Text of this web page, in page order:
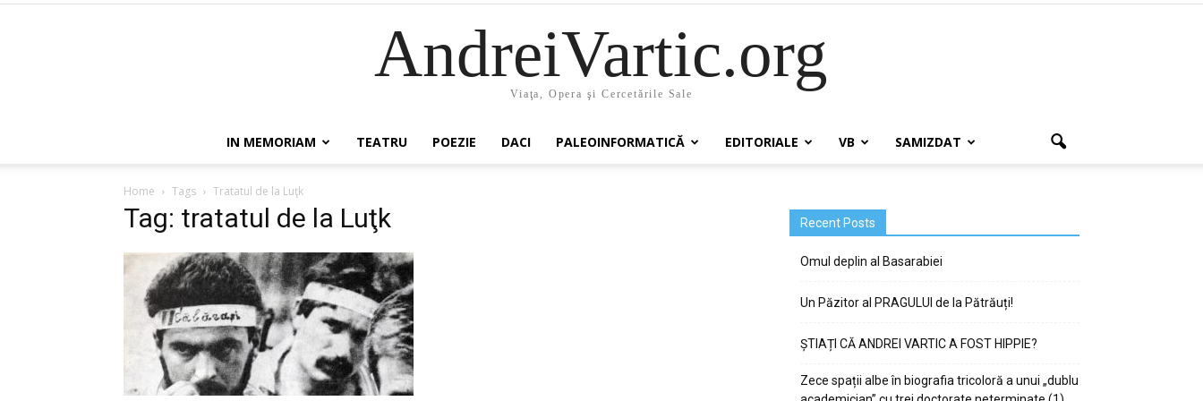
AndreiVartic.org
Viaţa, Opera şi Cercetările Sale
IN MEMORIAM TEATRU POEZIE DACI PALEOINFORMATICĂ EDITORIALE VB SAMIZDAT
Home Tags Tratatul de la Luţk
Tag: tratatul de la Luţk Recent Posts
Omul deplin al Basarabiei
Un Păzitor al PRAGULUI de la Pătrăuți!
ȘTIAȚI CĂ ANDREI VARTIC A FOST HIPPIE?
Zece spații albe în biografia tricoloră a unui „dublu